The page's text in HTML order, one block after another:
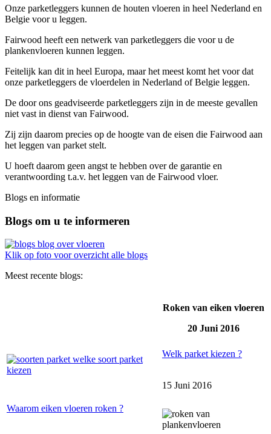
Onze parketleggers kunnen de houten vloeren in heel Nederland en
Belgie voor u leggen.
Fairwood heeft een netwerk van parketleggers die voor u de
plankenvloeren kunnen leggen.
Feitelijk kan dit in heel Europa, maar het meest komt het voor dat
onze parketleggers de vloerdelen in Nederland of Belgie leggen.
De door ons geadviseerde parketleggers zijn in de meeste gevallen
niet vast in dienst van Fairwood.
Zij zijn daarom precies op de hoogte van de eisen die Fairwood aan
het leggen van parket stelt.
U hoeft daarom geen angst te hebben over de garantie en
verantwoording t.a.v. het leggen van de Fairwood vloer.
Blogs en informatie
Blogs om u te informeren
Klik op foto voor overzicht alle blogs
Meest recente blogs:
Roken van eiken vloeren
20 Juni 2016
Welk parket kiezen ?
15 Juni 2016
Waarom eiken vloeren roken ?